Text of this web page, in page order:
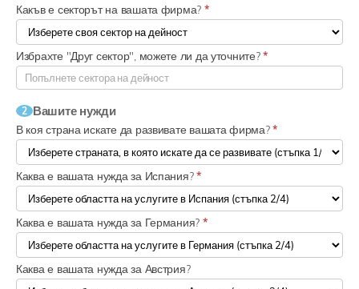
Какъв е секторът на вашата фирма? *
Избрахте "Друг сектор", можете ли да уточните?*
2 Вашите нужди
В коя страна искате да развивате вашата фирма?*
Каква е вашата нужда за Испания?*
Каква е вашата нужда за Германия? *
Каква е вашата нужда за Австрия?